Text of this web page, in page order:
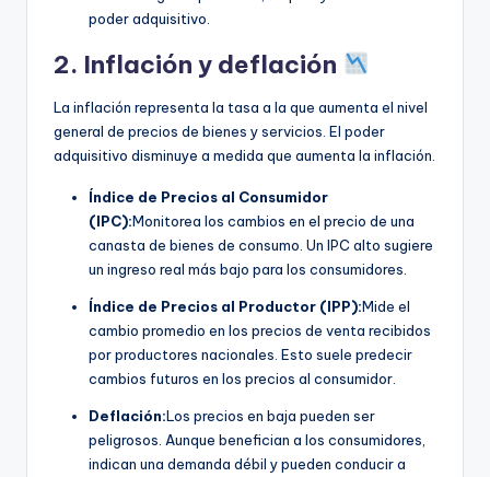
poder adquisitivo.
2. Inflación y deflación
La inflación representa la tasa a la que aumenta el nivel
general de precios de bienes y servicios. El poder
adquisitivo disminuye a medida que aumenta la inflación.
Índice de Precios al Consumidor
(IPC):Monitorea los cambios en el precio de una
canasta de bienes de consumo. Un IPC alto sugiere
un ingreso real más bajo para los consumidores.
Índice de Precios al Productor (IPP):Mide el
cambio promedio en los precios de venta recibidos
por productores nacionales. Esto suele predecir
cambios futuros en los precios al consumidor.
Deflación:Los precios en baja pueden ser
peligrosos. Aunque benefician a los consumidores,
indican una demanda débil y pueden conducir a